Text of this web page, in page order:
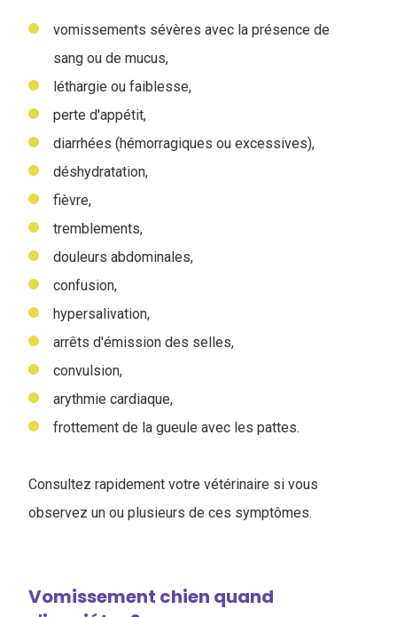
vomissements sévères avec la présence de
sang ou de mucus,
léthargie ou faiblesse,
perte d'appétit,
diarrhées (hémorragiques ou excessives),
déshydratation,
fièvre,
tremblements,
douleurs abdominales,
confusion,
hypersalivation,
arrêts d'émission des selles,
convulsion,
arythmie cardiaque,
frottement de la gueule avec les pattes.
Consultez rapidement votre vétérinaire si vous
observez un ou plusieurs de ces symptômes.
Vomissement chien quand